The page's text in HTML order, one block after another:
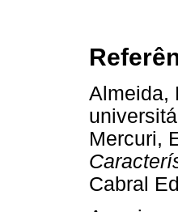
Almeida,
Mercuri,
Cabral